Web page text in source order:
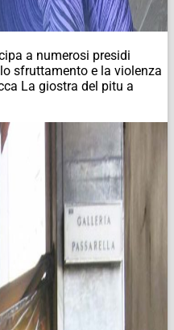
a numerosi presidi
sfruttamento e la violenza
La giostra del pitu a